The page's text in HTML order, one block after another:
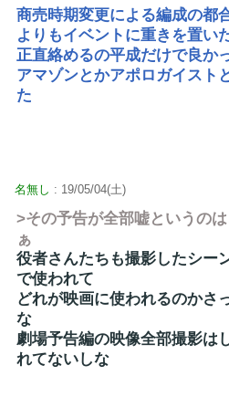
商売時期変更による編成の都
よりもイベントに重きを置い
正直絡めるの平成だけで良か
アマゾンとかアポロガイスト
た
名無し : 19/05/04(土)
>その予告が全部嘘というの
ぁ
役者さんたちも撮影したシー
で使われて
どれが映画に使われるのかさ
な
劇場予告編の映像全部撮影は
れてないしな